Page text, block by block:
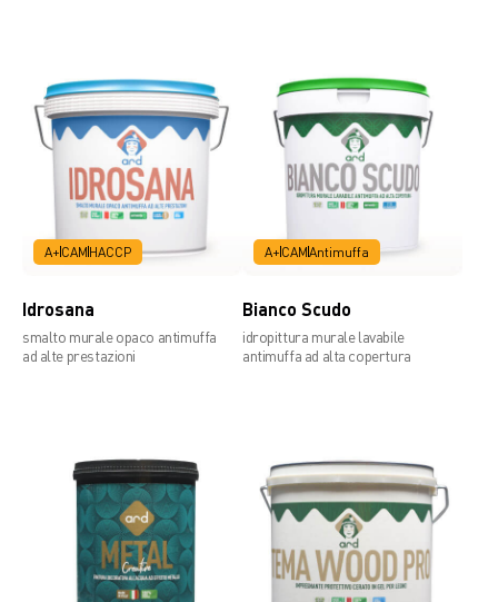
A+ CAM HACCP
Idrosana
smalto murale opaco antimuffa
ad alte prestazioni
A+ CAMAntimuffa
Bianco Scudo
idropittura murale lavabile
antimuffa ad alta copertura